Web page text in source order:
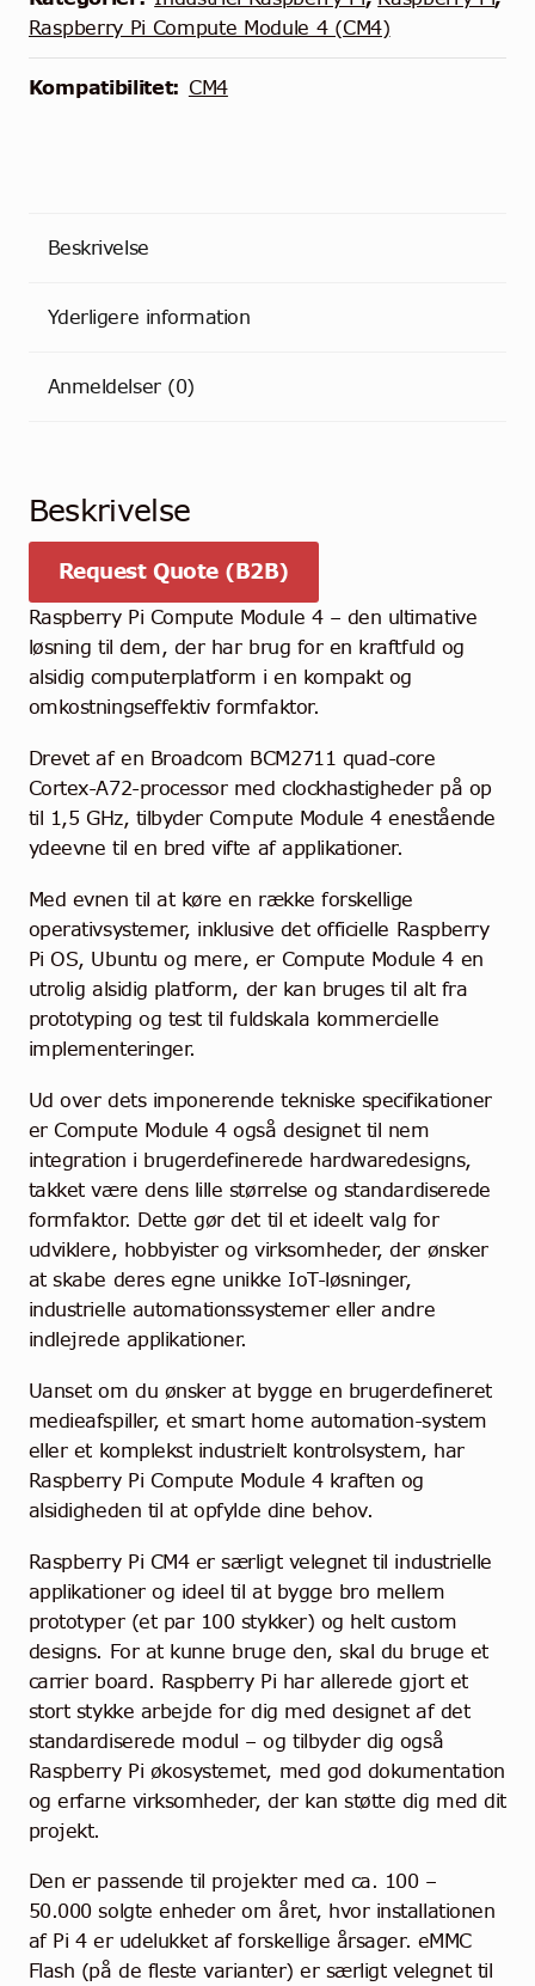
-
8GB
-
Raspberry Pi Compute Module 4 (CM4)
Kompatibilitet: CM4
Beskrivelse
Yderligere information
Anmeldelser (0)
Beskrivelse
Request Quote (B2B)
Raspberry Pi Compute Module 4 – den ultimative
løsning til dem, der har brug for en kraftfuld og
alsidig computerplatform i en kompakt og
omkostningseffektiv formfaktor.
Drevet af en Broadcom BCM2711 quad-core
Cortex-A72-processor med clockhastigheder på op
til 1,5 GHz, tilbyder Compute Module 4 enestående
ydeevne til en bred vifte af applikationer.
Med evnen til at køre en række forskellige
operativsystemer, inklusive det officielle Raspberry
Pi OS, Ubuntu og mere, er Compute Module 4 en
utrolig alsidig platform, der kan bruges til alt fra
prototyping og test til fuldskala kommercielle
implementeringer.
Ud over dets imponerende tekniske specifikationer
er Compute Module 4 også designet til nem
integration i brugerdefinerede hardwaredesigns,
takket være dens lille størrelse og standardiserede
formfaktor. Dette gør det til et ideelt valg for
udviklere, hobbyister og virksomheder, der ønsker
at skabe deres egne unikke IoT-løsninger,
industrielle automationssystemer eller andre
indlejrede applikationer.
Uanset om du ønsker at bygge en brugerdefineret
medieafspiller, et smart home automation-system
eller et komplekst industrielt kontrolsystem, har
Raspberry Pi Compute Module 4 kraften og
alsidigheden til at opfylde dine behov.
Raspberry Pi CM4 er særligt velegnet til industrielle
applikationer og ideel til at bygge bro mellem
prototyper (et par 100 stykker) og helt custom
designs. For at kunne bruge den, skal du bruge et
carrier board. Raspberry Pi har allerede gjort et
stort stykke arbejde for dig med designet af det
standardiserede modul – og tilbyder dig også
Raspberry Pi økosystemet, med god dokumentation
og erfarne virksomheder, der kan støtte dig med dit
projekt.
Den er passende til projekter med ca. 100 –
50.000 solgte enheder om året, hvor installationen
af Pi 4 er udelukket af forskellige årsager. eMMC
Flash (på de fleste varianter) er særligt velegnet til